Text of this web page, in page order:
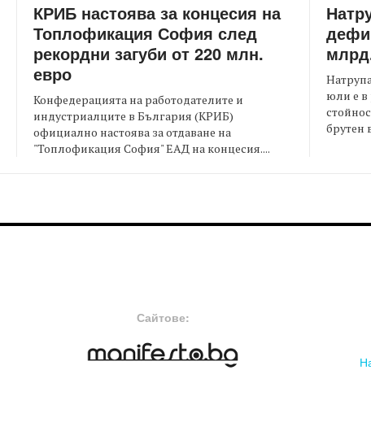
КРИБ настоява за концесия на
Топлофикация София след
рекордни загуби от 220 млн.
евро
Конфедерацията на работодателите и
индустриалците в България (КРИБ)
официално настоява за отдаване на
"Топлофикация София" ЕАД на концесия....
юли е в
брутен
Сайтове: